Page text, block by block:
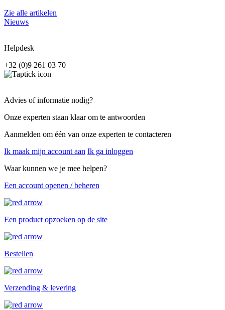
Zie alle artikelen
Nieuws
Helpdesk
+32 (0)9 261 03 70
Advies of informatie nodig?
Onze experten staan klaar om te antwoorden
Aanmelden om één van onze experten te contacteren
Ik maak mijn account aan Ik ga inloggen
Waar kunnen we je mee helpen?
Een account openen / beheren
Een product opzoeken op de site
Bestellen
Verzending & levering